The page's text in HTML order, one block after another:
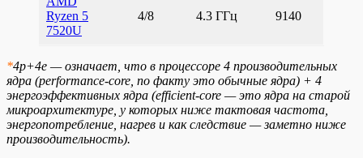
Ryzen 5
7520U
4/8 4.3 ГГц 9140
*4p+4e — означает, что в процессоре 4 производительных
ядра (performance-core, по факту это обычные ядра) + 4
энергоэффективных ядра (efficient-core — это ядра на старой
микроархитектуре, у которых ниже тактовая частота,
энергопотребление, нагрев и как следствие — заметно ниже
производительность).